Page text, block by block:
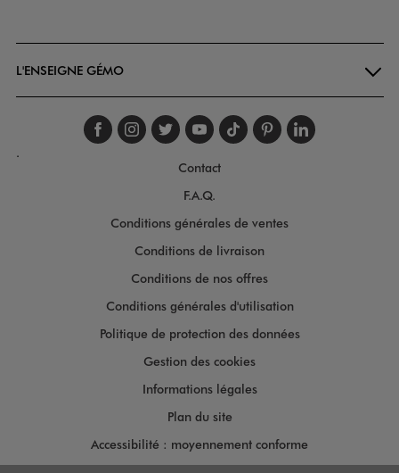
L'ENSEIGNE GÉMO
Suivez-nous sur
Suivez-nous sur
Suivez-nous sur
Suivez-nous
Suivez-nous
Suivez-
.
Contact
F.A.Q.
Conditions générales de ventes
Conditions de livraison
Conditions de nos offres
Conditions générales d'utilisation
Politique de protection des données
Gestion des cookies
Informations légales
Plan du site
Accessibilité : moyennement conforme